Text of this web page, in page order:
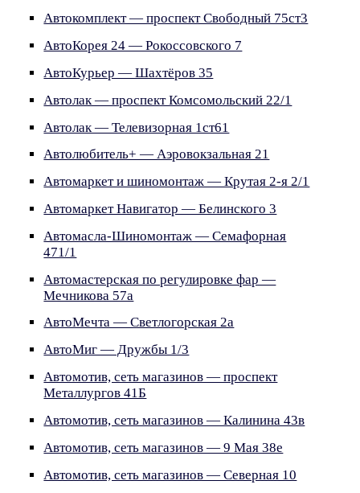
Автокомплект — проспект Свободный 75ст3
АвтоКорея 24 — Рокоссовского 7
АвтоКурьер — Шахтёров 35
Автолак — проспект Комсомольский 22/1
Автолак — Телевизорная 1ст61
Автолюбитель+ — Аэровокзальная 21
Автомаркет и шиномонтаж — Крутая 2-я 2/1
Автомаркет Навигатор — Белинского 3
Автомасла-Шиномонтаж — Семафорная
471/1
Автомастерская по регулировке фар —
Мечникова 57а
АвтоМечта — Светлогорская 2а
АвтоМиг — Дружбы 1/3
Автомотив, сеть магазинов — проспект
Металлургов 41Б
Автомотив, сеть магазинов — Калинина 43в
Автомотив, сеть магазинов — 9 Мая 38е
Автомотив, сеть магазинов — Северная 10